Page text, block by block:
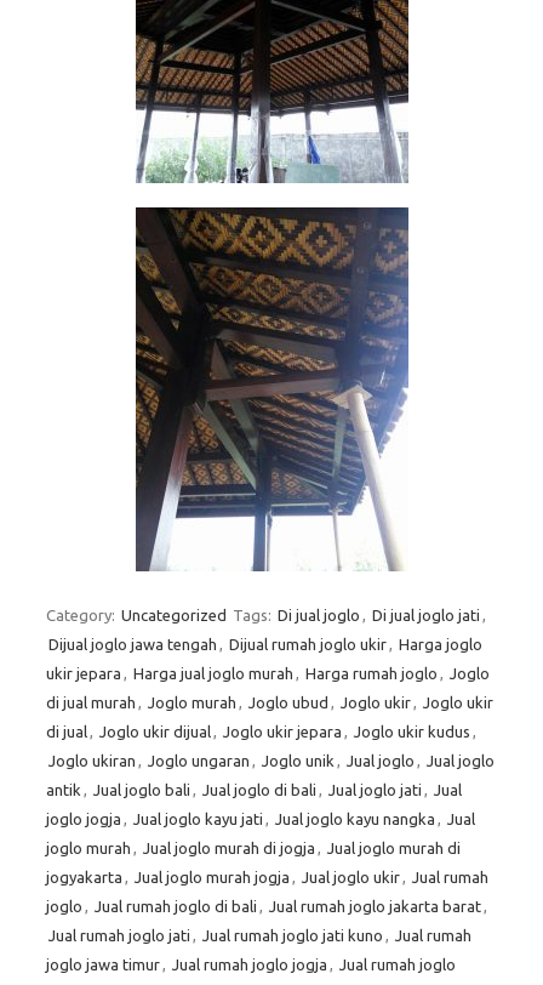
Category: Uncategorized Tags: Di jual joglo , Di jual joglo jati ,
Dijual joglo jawa tengah , Dijual rumah joglo ukir, Harga joglo
ukir jepara , Harga jual joglo murah , Harga rumah joglo , Joglo
di jual murah , Joglo murah , Joglo ubud , Joglo ukir, Joglo ukir
di jual, Joglo ukir dijual, Joglo ukir jepara , Joglo ukir kudus ,
Joglo ukiran , Joglo ungaran , Joglo unik , Jual joglo , Jual joglo
antik , Jual joglo bali , Jual joglo di bali , Jual joglo jati , Jual
joglo jogja , Jual joglo kayu jati , Jual joglo kayu nangka , Jual
joglo murah , Jual joglo murah di jogja , Jual joglo murah di
jogyakarta , Jual joglo murah jogja , Jual joglo ukir, Jual rumah
joglo , Jual rumah joglo di bali , Jual rumah joglo jakarta barat,
Jual rumah joglo jati , Jual rumah joglo jati kuno , Jual rumah
joglo jawa timur, Jual rumah joglo jogja , Jual rumah joglo